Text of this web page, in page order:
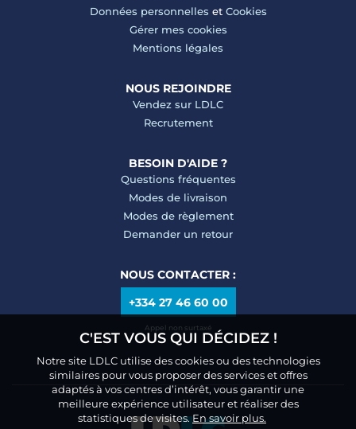
Données personnelles et Cookies
Gérer mes cookies
Mentions légales
NOUS REJOINDRE
Vendez sur LDLC
Recrutement
BESOIN D'AIDE ?
Questions fréquentes
Modes de livraison
Modes de règlement
Demander un retour
NOUS CONTACTER :
+334 27 46 60 00
Appel non surtaxé
C'EST VOUS QUI DÉCIDEZ !
Notre site LDLC utilise des cookies ou des technologies
similaires pour vous proposer des services et offres
adaptés à vos centres d’intérêt, vous garantir une
meilleure expérience utilisateur et réaliser des
statistiques de visites.En savoir plus.